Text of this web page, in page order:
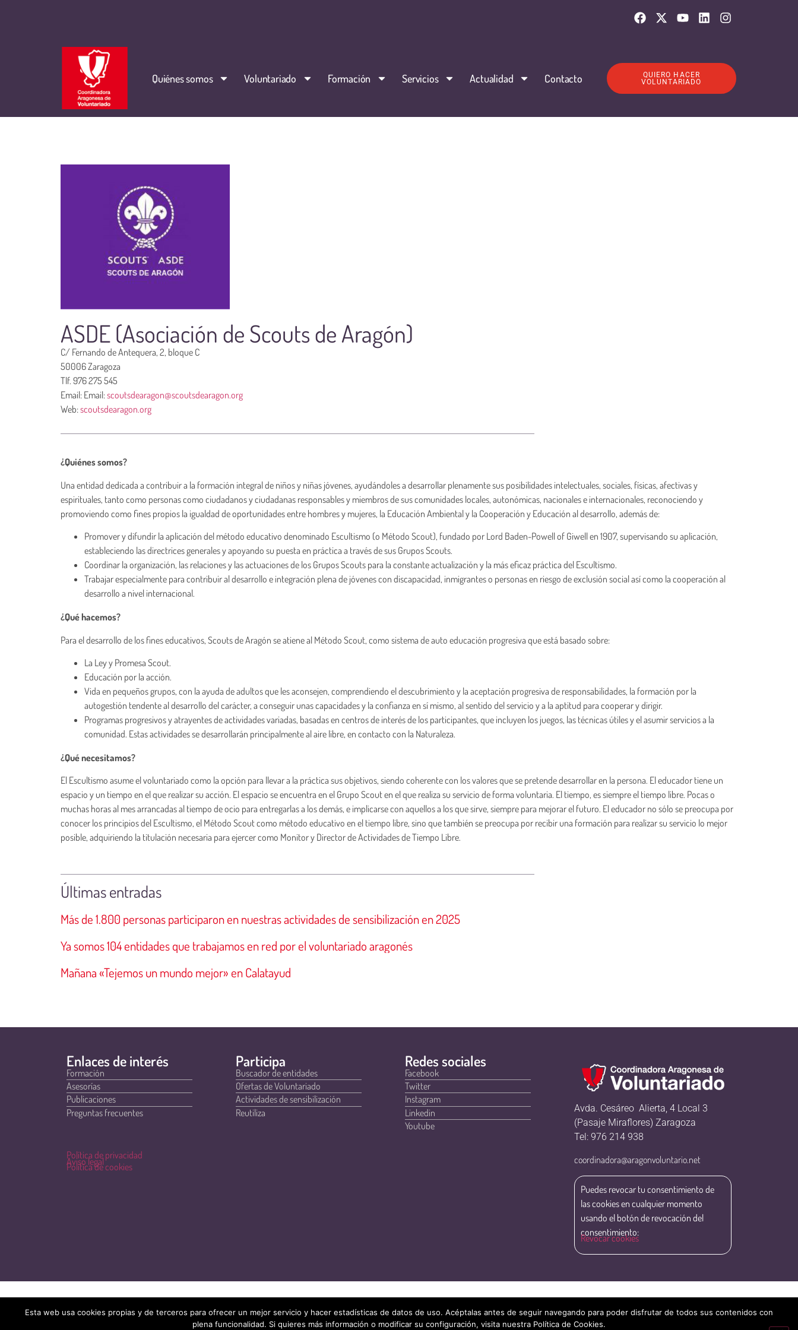
Quiénes somos Voluntariado Formación Servicios Actualidad Contacto
QUIERO HACER
VOLUNTARIADO
ASDE (Asociación de Scouts de Aragón)
C/ Fernando de Antequera, 2, bloque C
50006 Zaragoza
Tlf. 976 275 545
Email: Email:scoutsdearagon@scoutsdearagon.org
Web:scoutsdearagon.org
¿Quiénes somos?
Una entidad dedicada a contribuir a la formación integral de niños y niñas jóvenes, ayudándoles a desarrollar plenamente sus posibilidades intelectuales, sociales, físicas, afectivas y
espirituales, tanto como personas como ciudadanos y ciudadanas responsables y miembros de sus comunidades locales, autonómicas, nacionales e internacionales, reconociendo y
promoviendo como fines propios la igualdad de oportunidades entre hombres y mujeres, la Educación Ambiental y la Cooperación y Educación al desarrollo, además de:
Promover y difundir la aplicación del método educativo denominado Escultismo (o Método Scout), fundado por Lord Baden-Powell of Giwell en 1907, supervisando su aplicación,
estableciendo las directrices generales y apoyando su puesta en práctica a través de sus Grupos Scouts.
Coordinar la organización, las relaciones y las actuaciones de los Grupos Scouts para la constante actualización y la más eficaz práctica del Escultismo.
Trabajar especialmente para contribuir al desarrollo e integración plena de jóvenes con discapacidad, inmigrantes o personas en riesgo de exclusión social así como la cooperación al
desarrollo a nivel internacional.
¿Qué hacemos?
Para el desarrollo de los fines educativos, Scouts de Aragón se atiene al Método Scout, como sistema de auto educación progresiva que está basado sobre:
La Ley y Promesa Scout.
Educación por la acción.
Vida en pequeños grupos, con la ayuda de adultos que les aconsejen, comprendiendo el descubrimiento y la aceptación progresiva de responsabilidades, la formación por la
autogestión tendente al desarrollo del carácter, a conseguir unas capacidades y la confianza en sí mismo, al sentido del servicio y a la aptitud para cooperar y dirigir.
Programas progresivos y atrayentes de actividades variadas, basadas en centros de interés de los participantes, que incluyen los juegos, las técnicas útiles y el asumir servicios a la
comunidad. Estas actividades se desarrollarán principalmente al aire libre, en contacto con la Naturaleza.
¿Qué necesitamos?
El Escultismo asume el voluntariado como la opción para llevar a la práctica sus objetivos, siendo coherente con los valores que se pretende desarrollar en la persona. El educador tiene un
espacio y un tiempo en el que realizar su acción. El espacio se encuentra en el Grupo Scout en el que realiza su servicio de forma voluntaria. El tiempo, es siempre el tiempo libre. Pocas o
muchas horas al mes arrancadas al tiempo de ocio para entregarlas a los demás, e implicarse con aquellos a los que sirve, siempre para mejorar el futuro. El educador no sólo se preocupa por
conocer los principios del Escultismo, el Método Scout como método educativo en el tiempo libre, sino que también se preocupa por recibir una formación para realizar su servicio lo mejor
posible, adquiriendo la titulación necesaria para ejercer como Monitor y Director de Actividades de Tiempo Libre.
Últimas entradas
Más de 1.800 personas participaron en nuestras actividades de sensibilización en 2025
Ya somos 104 entidades que trabajamos en red por el voluntariado aragonés
Mañana «Tejemos un mundo mejor» en Calatayud
Enlaces de interés
Formación
Asesorías
Publicaciones
Preguntas frecuentes
Política de privacidad
Aviso legal
Política de cookies
Participa
Buscador de entidades
Ofertas de Voluntariado
Actividades de sensibilización
Reutiliza
Redes sociales
Facebook
Twitter
Instagram
Linkedin
Youtube
Avda. Cesáreo Alierta, 4 Local 3
(Pasaje Miraflores) Zaragoza
Tel: 976 214 938
coordinadora@aragonvoluntario.net
Puedes revocar tu consentimiento de
las cookies en cualquier momento
usando el botón de revocación del
consentimiento:
Revocar cookies
Esta web usa cookies propias y de terceros para ofrecer un mejor servicio y hacer estadísticas de datos de uso. Acéptalas antes de seguir navegando para poder disfrutar de todos sus contenidos con
plena funcionalidad. Si quieres más información o modificar su configuración, visita nuestra Política de Cookies.